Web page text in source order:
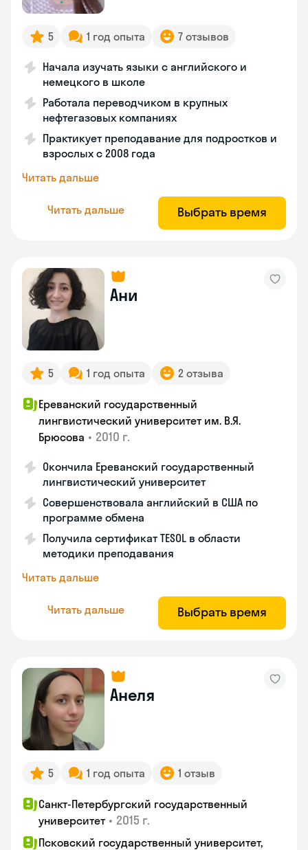
5 1 год опыта 7 отзывов
Начала изучать языки с английского и
немецкого в школе
Работала переводчиком в крупных
нефтегазовых компаниях
Практикует преподавание для подростков и
взрослых с 2008 года
Читать дальше
Читать дальше Выбрать время
Ани
5 1 год опыта 2 отзыва
Ереванский государственный
лингвистический университет им. В.Я.
Брюсова • 2010 г.
Окончила Ереванский государственный
лингвистический университет
Совершенствовала английский в США по
программе обмена
Получила сертификат TESOL в области
методики преподавания
Читать дальше
Читать дальше Выбрать время
Анеля
5 1 год опыта 1 отзыв
Санкт-Петербургский государственный
университет • 2015 г.
Псковский государственный университет,